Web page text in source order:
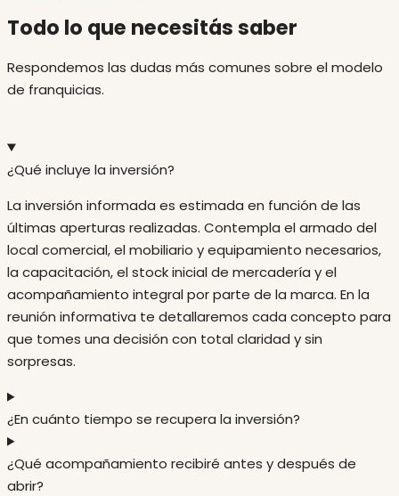
Todo lo que necesitás saber
Respondemos las dudas más comunes sobre el modelo
de franquicias.
¿Qué incluye la inversión?
La inversión informada es estimada en función de las
últimas aperturas realizadas. Contempla el armado del
local comercial, el mobiliario y equipamiento necesarios,
la capacitación, el stock inicial de mercadería y el
acompañamiento integral por parte de la marca. En la
reunión informativa te detallaremos cada concepto para
que tomes una decisión con total claridad y sin
sorpresas.
¿En cuánto tiempo se recupera la inversión?
¿Qué acompañamiento recibiré antes y después de
abrir?